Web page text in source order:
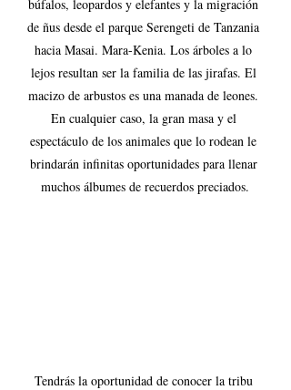
búfalos, leopardos y elefantes y la migración
de ñus desde el parque Serengeti de Tanzania
hacia Masai. Mara-Kenia. Los árboles a lo
lejos resultan ser la familia de las jirafas. El
macizo de arbustos es una manada de leones.
En cualquier caso, la gran masa y el
espectáculo de los animales que lo rodean le
brindarán infinitas oportunidades para llenar
muchos álbumes de recuerdos preciados.
Tendrás la oportunidad de conocer la tribu